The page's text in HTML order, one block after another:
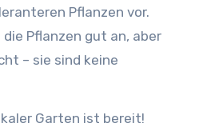
Pflanzen vor.
die Pflanzen gut an, aber
– sie sind keine
Garten ist bereit!